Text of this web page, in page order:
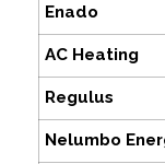
Enado
AC Heating
Regulus
Nelumbo